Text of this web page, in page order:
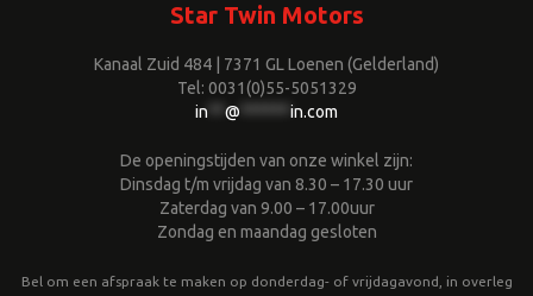
Star Twin Motors
Kanaal Zuid 484 | 7371 GL Loenen (Gelderland)
Tel: 0031(0)55-5051329
in
@ in.com
De openingstijden van onze winkel zijn:
Dinsdag t/m vrijdag van 8.30 – 17.30 uur
Zaterdag van 9.00 – 17.00uur
Zondag en maandag gesloten
Bel om een afspraak te maken op donderdag- of vrijdagavond, in overleg